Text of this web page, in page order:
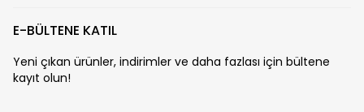
E-BÜLTENE KATIL
Yeni çıkan ürünler, indirimler ve daha fazlası için bültene
kayıt olun!